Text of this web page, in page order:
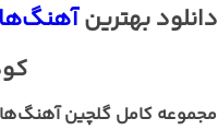
دانلود بهترین
مجموعه کامل گلچین